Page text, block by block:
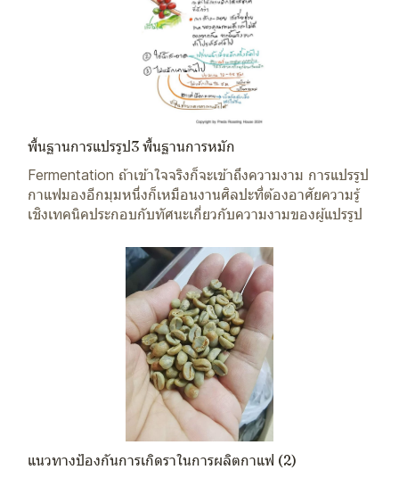
พื้นฐานการแปรรูป3 พื้นฐานการหมัก
Fermentation ถ้าเข้าใจจริงก็จะเข้าถึงความงาม การแปรรูป
กาแฟมองอีกมุมหนึ่งก็เหมือนงานศิลปะที่ต้องอาศัยความรู้
เชิงเทคนิคประกอบกับทัศนะเกี่ยวกับความงามของผู้แปรรูป
แนวทางป้องกันการเกิดราในการผลิตกาแฟ (2)